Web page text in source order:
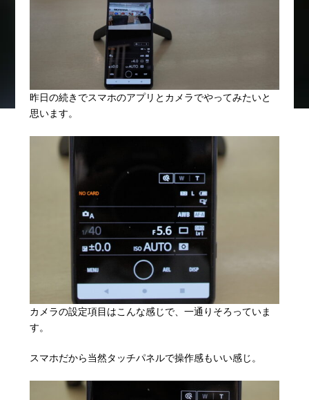
昨日の続きでスマホのアプリとカメラでやってみたいと
思います。
カメラの設定項目はこんな感じで、一通りそろっていま
す。
スマホだから当然タッチパネルで操作感もいい感じ。